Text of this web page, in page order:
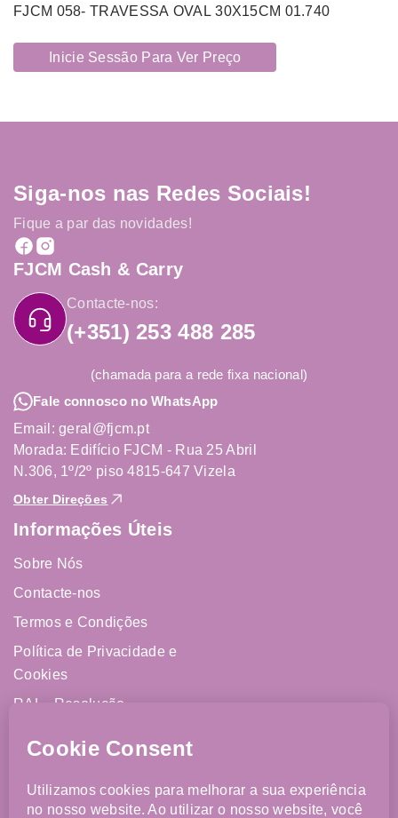
FJCM 058- TRAVESSA OVAL 30X15CM 01.740
Inicie Sessão Para Ver Preço
Siga-nos nas Redes Sociais!
Fique a par das novidades!
FJCM Cash & Carry
Contacte-nos:
(+351) 253 488 285
(chamada para a rede fixa nacional)
Fale connosco no WhatsApp
Email: geral@fjcm.pt
Morada: Edifício FJCM - Rua 25 Abril
N.306, 1º/2º piso 4815-647 Vizela
Obter Direções
Informações Úteis
Sobre Nós
Contacte-nos
Termos e Condições
Política de Privacidade e
Cookies
RAL - Resolução
Livro de Reclamações